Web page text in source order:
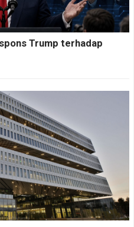
Trump terhadap